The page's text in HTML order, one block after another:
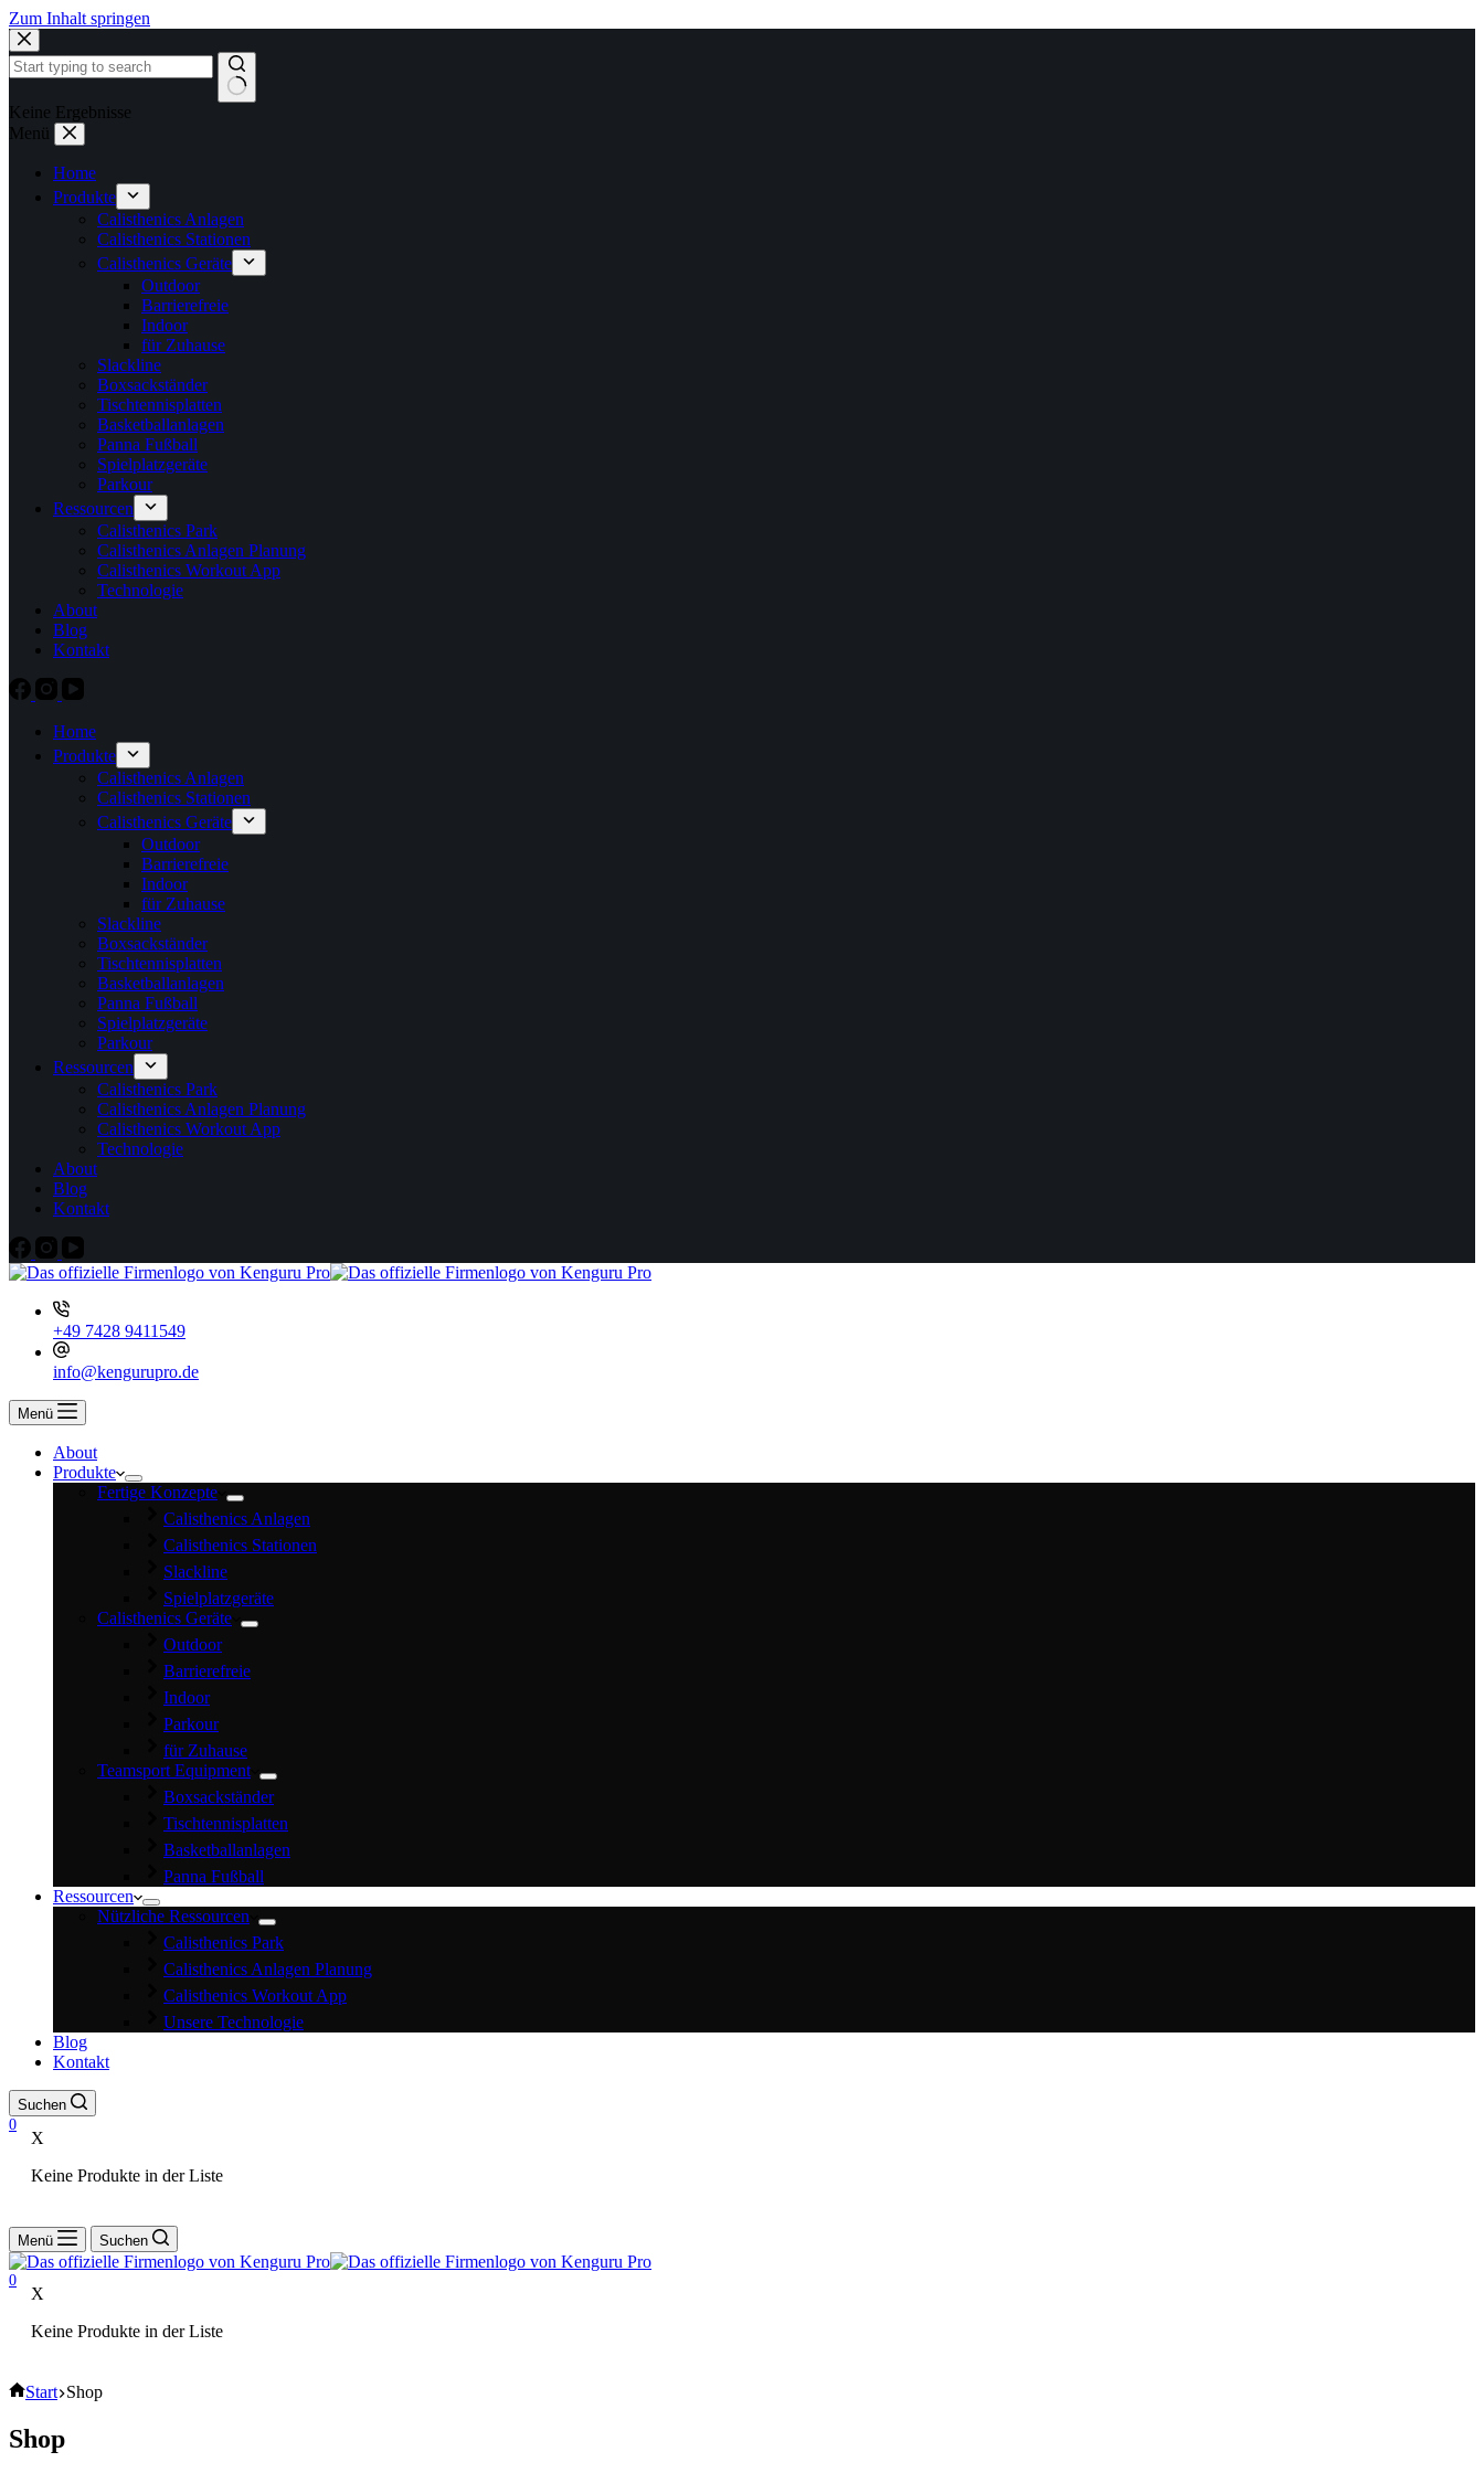
Zum Inhalt springen
Keine Ergebnisse
Menü
Home
Produkte
Calisthenics Anlagen
Calisthenics Stationen
Calisthenics Geräte
Outdoor
Barrierefreie
Indoor
für Zuhause
Slackline
Boxsackständer
Tischtennisplatten
Basketballanlagen
Panna Fußball
Spielplatzgeräte
Parkour
Ressourcen
Calisthenics Park
Calisthenics Anlagen Planung
Calisthenics Workout App
Technologie
About
Blog
Kontakt
Home
Produkte
Calisthenics Anlagen
Calisthenics Stationen
Calisthenics Geräte
Outdoor
Barrierefreie
Indoor
für Zuhause
Slackline
Boxsackständer
Tischtennisplatten
Basketballanlagen
Panna Fußball
Spielplatzgeräte
Parkour
Ressourcen
Calisthenics Park
Calisthenics Anlagen Planung
Calisthenics Workout App
Technologie
About
Blog
Kontakt
+49 7428 9411549
info@kengurupro.de
Menü
About
Produkte
Fertige Konzepte
Calisthenics Anlagen
Calisthenics Stationen
Slackline
Spielplatzgeräte
Calisthenics Geräte
Outdoor
Barrierefreie
Indoor
Parkour
für Zuhause
Teamsport Equipment
Boxsackständer
Tischtennisplatten
Basketballanlagen
Panna Fußball
Ressourcen
Nützliche Ressourcen
Calisthenics Park
Calisthenics Anlagen Planung
Calisthenics Workout App
Unsere Technologie
Blog
Kontakt
Suchen
0
X
Keine Produkte in der Liste
Menü Suchen
0
X
Keine Produkte in der Liste
Start Shop
Shop